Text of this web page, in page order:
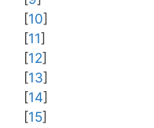
[10]
[11]
[12]
[13]
[14]
[15]